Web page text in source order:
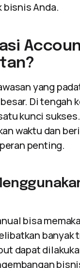
bisnis Anda.
yang
Di
kunci
waktu dan
penting.
bisa
banyak
dapat